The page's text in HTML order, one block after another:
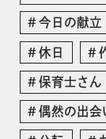
今日の献立
休日
保育士さん
偶然の出会